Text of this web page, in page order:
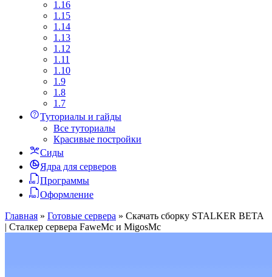
1.16
1.15
1.14
1.13
1.12
1.11
1.10
1.9
1.8
1.7
Туториалы и гайды
Все туториалы
Красивые постройки
Сиды
Ядра для серверов
Программы
Оформление
Главная » Готовые сервера » Скачать сборку STALKER BETA
| Сталкер сервера FaweMc и MigosMc